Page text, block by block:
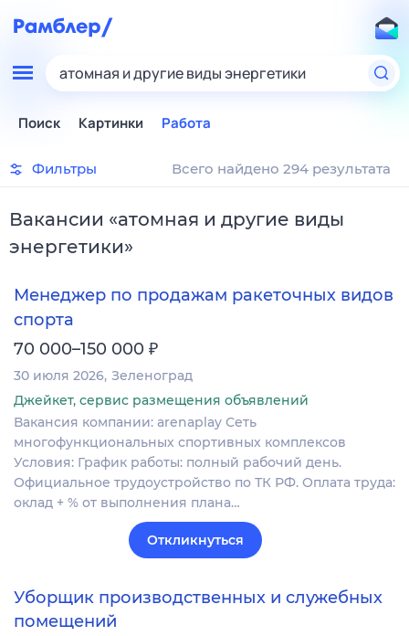
атомная и другие виды энергетики
Поиск Картинки Работа
Фильтры Всего найдено 294 результата
Вакансии «атомная и другие виды
энергетики»
Менеджер по продажам ракеточных видов
спорта
70 000–150 000 ₽
30 июля 2026 Зеленоград
Джейкет, сервис размещения объявлений
Вакансия компании: arenaplay Сеть
многофункциональных спортивных комплексов
Условия: График работы: полный рабочий день.
Официальное трудоустройство по ТК РФ. Оплата труда:
оклад + % от выполнения плана…
Откликнуться
Уборщик производственных и служебных
помещений